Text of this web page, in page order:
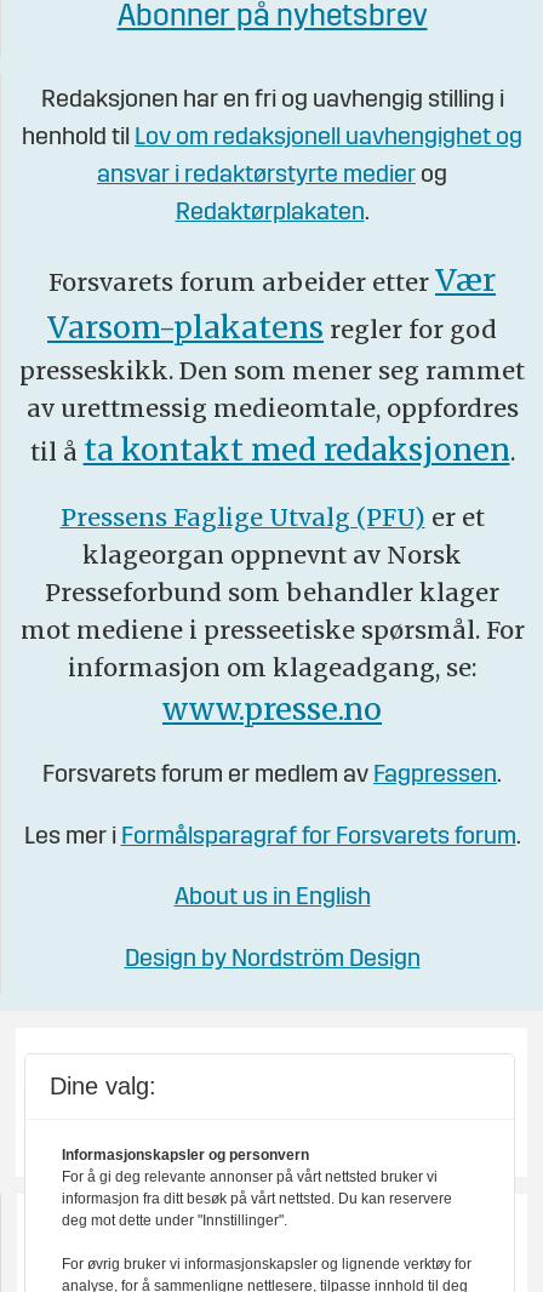
Abonner på nyhetsbrev
Redaksjonen har en fri og uavhengig stilling i
henhold til Lov om redaksjonell uavhengighet og
ansvar i redaktørstyrte medier og
Redaktørplakaten.
Forsvarets forum arbeider etter Vær
Varsom-plakatens regler for god
presseskikk. Den som mener seg rammet
av urettmessig medieomtale, oppfordres
til å ta kontakt med redaksjonen.
Pressens Faglige Utvalg (PFU) er et
klageorgan oppnevnt av Norsk
Presseforbund som behandler klager
mot mediene i presseetiske spørsmål. For
informasjon om klageadgang, se:
www.presse.no
Forsvarets forum er medlem av Fagpressen.
Les mer i Formålsparagraf for Forsvarets forum.
About us in English
Design by Nordström Design
Dine valg:
Informasjonskapsler og personvern
For å gi deg relevante annonser på vårt nettsted bruker vi
informasjon fra ditt besøk på vårt nettsted. Du kan reservere
deg mot dette under "Innstillinger".
For øvrig bruker vi informasjonskapsler og lignende verktøy for
analyse, for å sammenligne nettlesere, tilpasse innhold til deg